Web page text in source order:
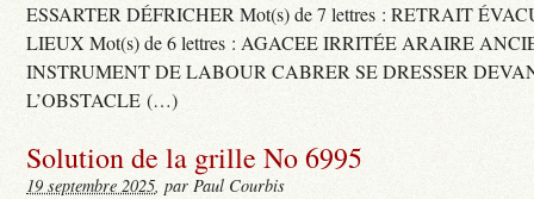
ESSARTER DÉFRICHER Mot(s) de 7 lettres : RETRAIT
LIEUX Mot(s) de 6 lettres : AGACEE IRRITÉE ARAIRE
INSTRUMENT DE LABOUR CABRER SE DRESSER
L’OBSTACLE (…)
Solution de la grille No 6995
19 septembre 2025, par Paul Courbis